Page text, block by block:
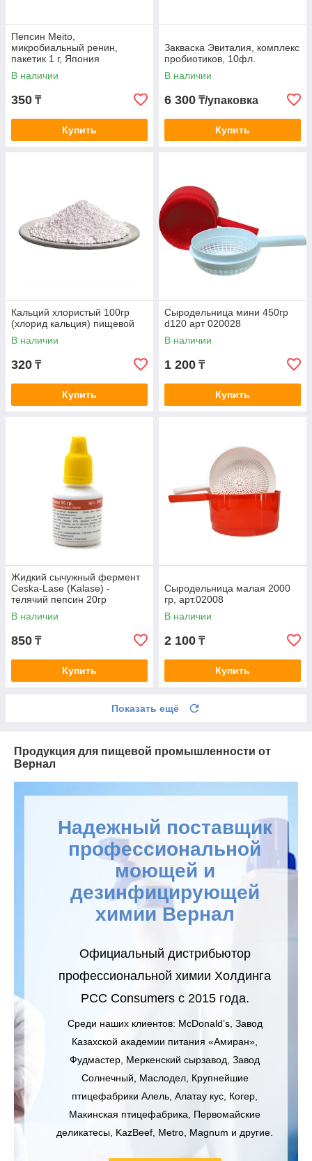
Пепсин Meito,
микробиальный ренин,
пакетик 1 г, Япония
В наличии
350 ₸
Купить
Закваска Эвиталия, комплекс
пробиотиков, 10фл.
В наличии
6 300 ₸/упаковка
Купить
Кальций хлористый 100гр
(хлорид кальция) пищевой
В наличии
320 ₸
Купить
Сыродельница мини 450гр
d120 арт 020028
В наличии
1 200 ₸
Купить
Жидкий сычужный фермент
Ceska-Lase (Kalase) -
телячий пепсин 20гр
В наличии
850 ₸
Купить
Сыродельница малая 2000
гр, арт.02008
В наличии
2 100 ₸
Купить
Показать ещё
Продукция для пищевой промышленности от
Вернал
Надежный поставщик
профессиональной
моющей и
дезинфицирующей
химииВернал
Официальный дистрибьютор
профессиональной химии Холдинга
PCC Consumers с 2015 года.
Среди наших клиентов: McDonald’s, Завод
Казахской академии питания «Амиран»,
Фудмастер, Меркенский сырзавод, Завод
Солнечный, Маслодел, Крупнейшие
птицефабрики Алель, Алатау кус, Когер,
Макинская птицефабрика, Первомайские
деликатесы, KazBeef, Metro, Magnum и другие.